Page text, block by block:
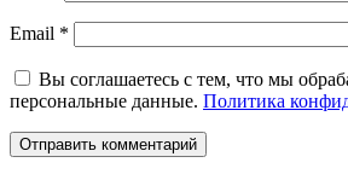
Email *
Вы соглашаетесь с тем, что мы
персональные данные. Политика